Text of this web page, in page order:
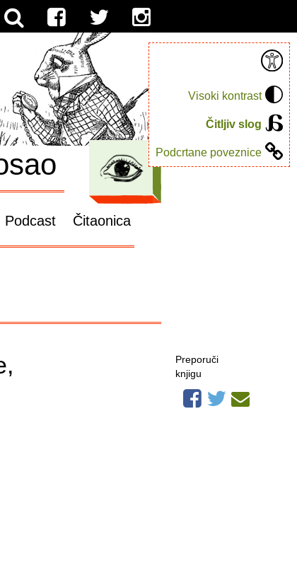
Visoki kontrast
Čitljiv slog
Podcrtane poveznice
Podcast Čitaonica
Preporuči
knjigu